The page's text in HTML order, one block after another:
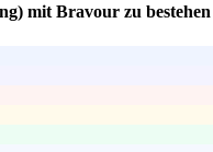
mit Bravour zu bestehen